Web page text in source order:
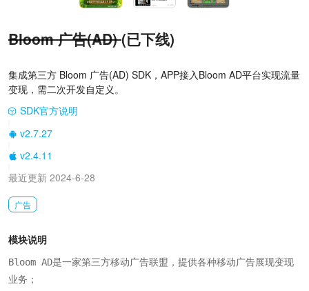
Bloom 广告(AD)(已下线)
集成第三方 Bloom 广告(AD) SDK，APP接入Bloom AD平台实现流量
变现，需二次开发自定义。
SDK官方说明
v2.7.27
v2.4.11
最近更新 2024-6-28
广告
模块说明
Bloom AD是一家第三方移动广告联盟，提供各种移动广告展现变现
业务；